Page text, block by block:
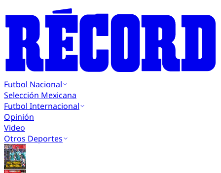
Futbol Nacional
Selección Mexicana
Futbol Internacional
Opinión
Video
Otros Deportes